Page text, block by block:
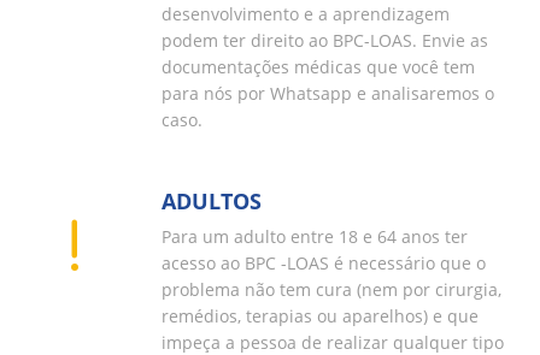
desenvolvimento e a aprendizagem
podem ter direito ao BPC-LOAS. Envie as
documentações médicas que você tem
para nós por Whatsapp e analisaremos o
caso.
ADULTOS
Para um adulto entre 18 e 64 anos ter
acesso ao BPC -LOAS é necessário que o
problema não tem cura (nem por cirurgia,
remédios, terapias ou aparelhos) e que
impeça a pessoa de realizar qualquer tipo